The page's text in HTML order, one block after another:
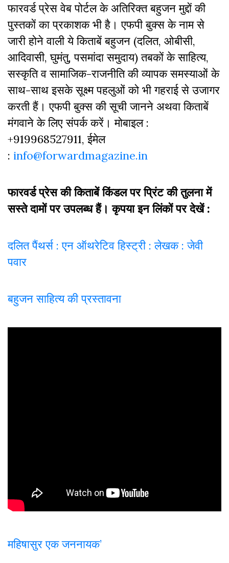
फारवर्ड प्रेस वेब पोर्टल के अतिरिक्‍त बहुजन मुद्दों की
पुस्‍तकों का प्रकाशक भी है। एफपी बुक्‍स के नाम से
जारी होने वाली ये किताबें बहुजन (दलित, ओबीसी,
आदिवासी, घुमंतु, पसमांदा समुदाय) तबकों के साहित्‍य,
सस्‍क‍ृति व सामाजिक-राजनीति की व्‍यापक समस्‍याओं के
साथ-साथ इसके सूक्ष्म पहलुओं को भी गहराई से उजागर
करती हैं। एफपी बुक्‍स की सूची जानने अथवा किताबें
मंगवाने के लिए संपर्क करें। मोबाइल :
+919968527911, ईमेल
: info@forwardmagazine.in
फारवर्ड प्रेस की किताबें किंडल पर प्रिंट की तुलना में
सस्ते दामों पर उपलब्ध हैं। कृपया इन लिंकों पर देखें :
दलित पैंथर्स : एन ऑथरेटिव हिस्ट्री : लेखक : जेवी
पवार
बहुजन साहित्य की प्रस्तावना
महिषासुर एक जननायक’